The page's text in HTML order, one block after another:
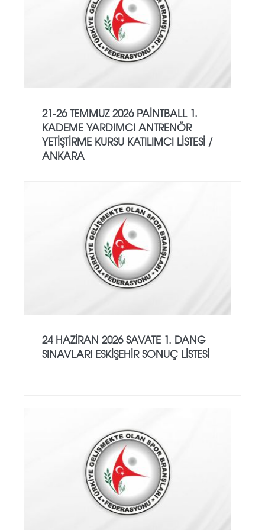
21-26 TEMMUZ 2026 PAİNTBALL 1.
KADEME YARDIMCI ANTRENÖR
YETİŞTİRME KURSU KATILIMCI LİSTESİ /
ANKARA
24 HAZİRAN 2026 SAVATE 1. DANG
SINAVLARI ESKİŞEHİR SONUÇ LİSTESİ